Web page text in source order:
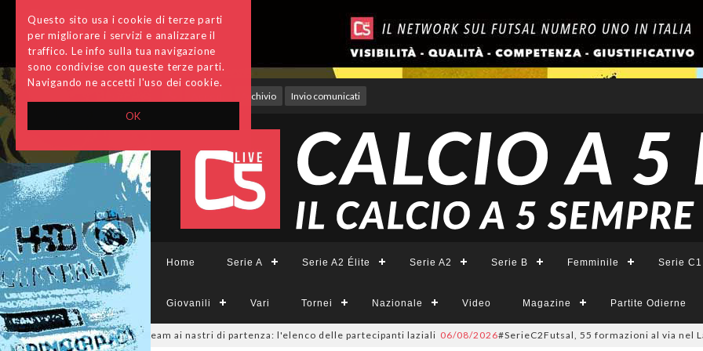
OK
Questo sito usa i cookie di terze parti
per migliorare i servizi e analizzare il
traffico. Le info sulla tua navigazione
sono condivise con queste terze parti.
Navigando ne accetti l'uso dei cookie.
Archivio Invio comunicati
Home Serie A Serie A2 Élite Serie A2 Serie B Femminile Serie C1
Giovanili Vari Tornei Nazionale Video Magazine Partite Odierne
sono 14 i team ai nastri di partenza: l'elenco delle partecipanti laziali 06/08/2026#SerieC2Futsal, 55 formazioni al via nel Lazio: la